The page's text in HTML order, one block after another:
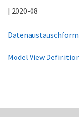
| 2020-08
Model View